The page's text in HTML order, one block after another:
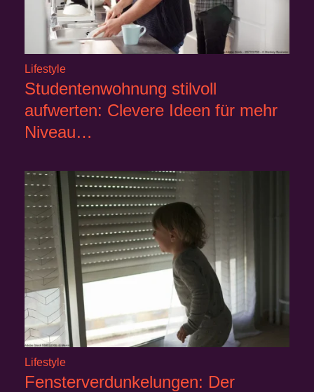
Lifestyle
Studentenwohnung stilvoll
aufwerten: Clevere Ideen für mehr
Niveau…
Lifestyle
Fensterverdunkelungen: Der